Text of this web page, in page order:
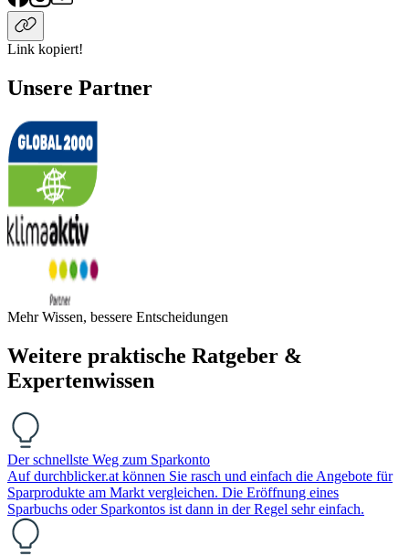
Link kopiert!
Unsere Partner
Mehr Wissen, bessere Entscheidungen
Weitere praktische Ratgeber &
Expertenwissen
Der schnellste Weg zum Sparkonto
Auf durchblicker.at können Sie rasch und einfach die Angebote für
Sparprodukte am Markt vergleichen. Die Eröffnung eines
Sparbuchs oder Sparkontos ist dann in der Regel sehr einfach.